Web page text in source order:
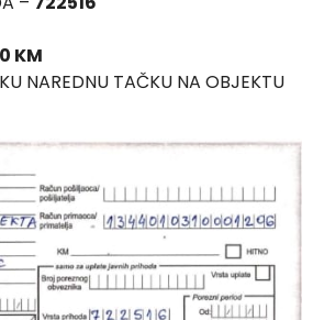
KM
NAREDNU TAČKU NA OBJEKTU